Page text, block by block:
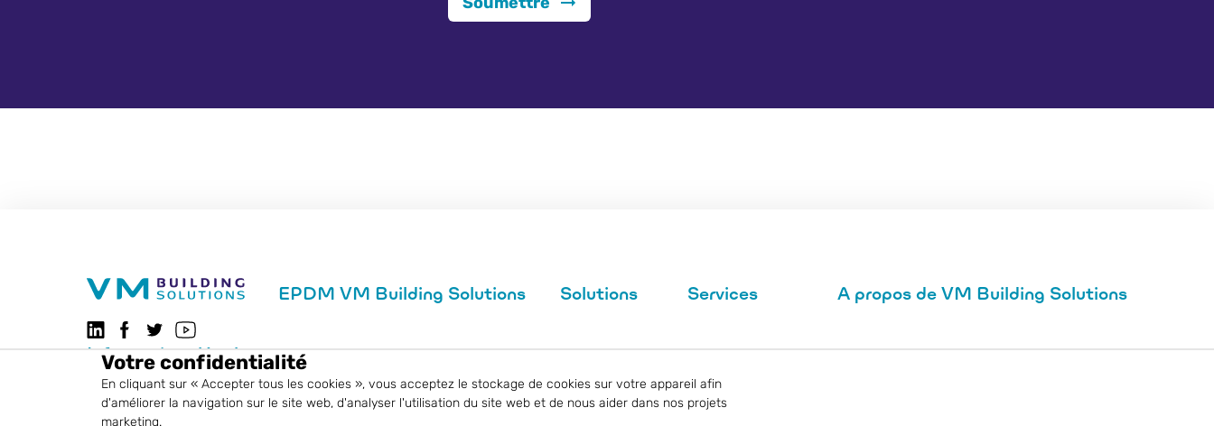
Suivez-nous sur LinkedIn
Suivez-nous sur Facebook
VMBSO.general.social.twitter.follow
Visitez notre chaîne YouTube
EPDM VM Building Solutions Solutions Services A propos de VM Building Solutions
Informations légales
Votre confidentialité
En cliquant sur « Accepter tous les cookies », vous acceptez le stockage de cookies sur votre appareil afin
d'améliorer la navigation sur le site web, d'analyser l'utilisation du site web et de nous aider dans nos projets
marketing.